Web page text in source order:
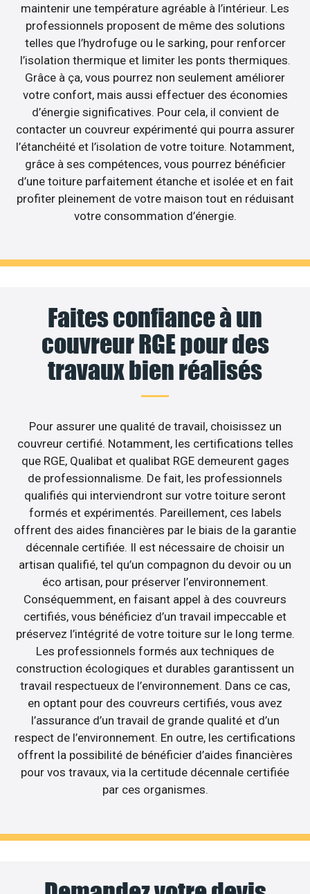
maintenir une température agréable à l’intérieur. Les
professionnels proposent de même des solutions
telles que l’hydrofuge ou le sarking, pour renforcer
l’isolation thermique et limiter les ponts thermiques.
Grâce à ça, vous pourrez non seulement améliorer
votre confort, mais aussi effectuer des économies
d’énergie significatives. Pour cela, il convient de
contacter un couvreur expérimenté qui pourra assurer
l’étanchéité et l’isolation de votre toiture. Notamment,
grâce à ses compétences, vous pourrez bénéficier
d’une toiture parfaitement étanche et isolée et en fait
profiter pleinement de votre maison tout en réduisant
votre consommation d’énergie.
Faites confiance à un
couvreur RGE pour des
travaux bien réalisés
Pour assurer une qualité de travail, choisissez un
couvreur certifié. Notamment, les certifications telles
que RGE, Qualibat et qualibat RGE demeurent gages
de professionnalisme. De fait, les professionnels
qualifiés qui interviendront sur votre toiture seront
formés et expérimentés. Pareillement, ces labels
offrent des aides financières par le biais de la garantie
décennale certifiée. Il est nécessaire de choisir un
artisan qualifié, tel qu’un compagnon du devoir ou un
éco artisan, pour préserver l’environnement.
Conséquemment, en faisant appel à des couvreurs
certifiés, vous bénéficiez d’un travail impeccable et
préservez l’intégrité de votre toiture sur le long terme.
Les professionnels formés aux techniques de
construction écologiques et durables garantissent un
travail respectueux de l’environnement. Dans ce cas,
en optant pour des couvreurs certifiés, vous avez
l’assurance d’un travail de grande qualité et d’un
respect de l’environnement. En outre, les certifications
offrent la possibilité de bénéficier d’aides financières
pour vos travaux, via la certitude décennale certifiée
par ces organismes.